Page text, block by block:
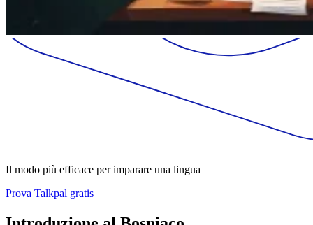
Il modo più efficace per imparare una lingua
Prova Talkpal gratis